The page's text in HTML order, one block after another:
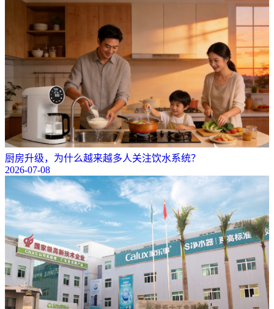
厨房升级，为什么越来越多人关注饮水系统？
2026-07-08